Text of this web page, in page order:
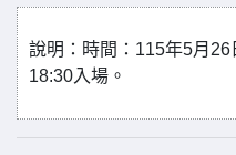
說明：時間：115年5月26
18:30入場。